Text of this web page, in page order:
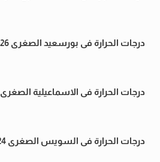
درجات الحرارة فى بورسعيد الصغرى 26 والعظمى 31
درجات الحرارة فى الاسماعيلية الصغرى 24 والعظمى 36
درجات الحرارة فى السويس الصغرى 24 والعظمى 35